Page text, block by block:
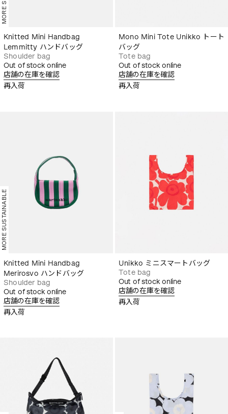
Knitted Mini Handbag
Lemmitty ハンドバッグ
Shoulder bag
Out of stock online
店舗の在庫を確認
再入荷
Mono Mini Tote Unikko トート
バッグ
Tote bag
Out of stock online
店舗の在庫を確認
再入荷
MORE SUSTAINABLE
Knitted Mini Handbag
Merirosvo ハンドバッグ
Shoulder bag
Out of stock online
店舗の在庫を確認
再入荷
Unikko ミニスマートバッグ
Tote bag
Out of stock online
店舗の在庫を確認
再入荷